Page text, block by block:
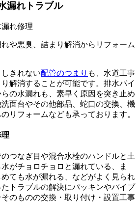
漏れトラブル
や悪臭、詰まり解消からリフォーム
きれない配管のつまり も、水道工事
解消することが可能です。排水パイ
の水漏れも、素早く原因を突き止め
面台やその他部品、蛇口の交換、機
リフォームなども承っております。
つなぎ目や混合水栓のハンドルと土
がチョロチョロと漏れている、ま
ても水が漏れる、などがよく見られ
トラブルの解決にパッキンやパイプ
のものの交換・取り付け・設置工事